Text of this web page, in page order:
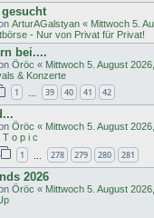
ArturAGalstyan « Mittwoch 5.
- Nur von Privat für Privat!
bei....
Öröc « Mittwoch 5. August
& Konzerte
1 39 40 41 42
Öröc « Mittwoch 5. August
T o p i c
1 278 279 280 281
2026
Öröc « Mittwoch 5. August